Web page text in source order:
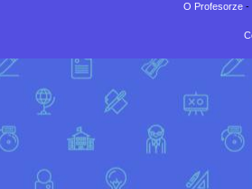
O Profesorze-